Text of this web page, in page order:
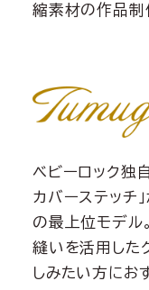
縮素材の作品制
ベビーロック独
カバーステッチ
の最上位モデル
縫いを活用した
しみたい方にお